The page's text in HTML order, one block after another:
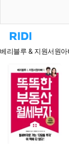
리
홈
이
베리블루 & 지원서원